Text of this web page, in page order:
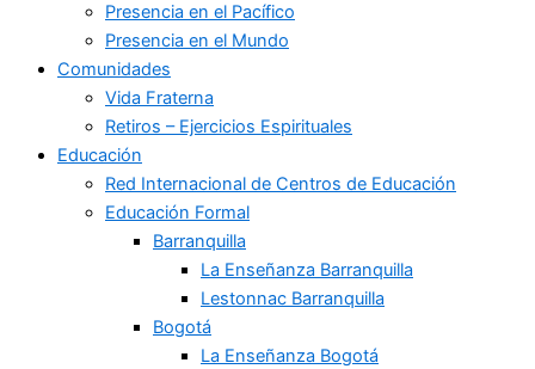
Presencia en el Pacífico
Presencia en el Mundo
Comunidades
Vida Fraterna
Retiros – Ejercicios Espirituales
Educación
Red Internacional de Centros de Educación
Educación Formal
Barranquilla
La Enseñanza Barranquilla
Lestonnac Barranquilla
Bogotá
La Enseñanza Bogotá